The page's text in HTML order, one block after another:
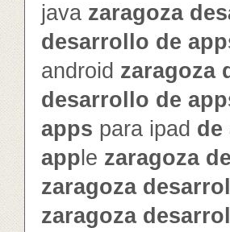
java zaragoza de
desarrollo de app
android zaragoza
desarrollo de app
apps para ipad de
app le zaragoza de
zaragoza de
zaragoza de